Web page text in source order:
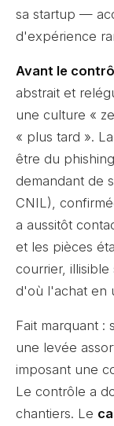
sa startup —
d'expérience
Avant le
abstrait et
une culture «
« plus tard ». La
être du
demandant de
CNIL),
a aussitôt
et les pièces
courrier,
d'où l'achat en
Fait marquant :
une levée
imposant une
Le contrôle a
chantiers. Le